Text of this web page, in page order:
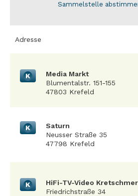
Sammelstelle
Adresse
K
Media Markt
Blumentalstr. 151-155
47803 Krefeld
K
Saturn
Neusser Straße 35
47798 Krefeld
K
HiFi-TV-Video
Friedrichstraße 34